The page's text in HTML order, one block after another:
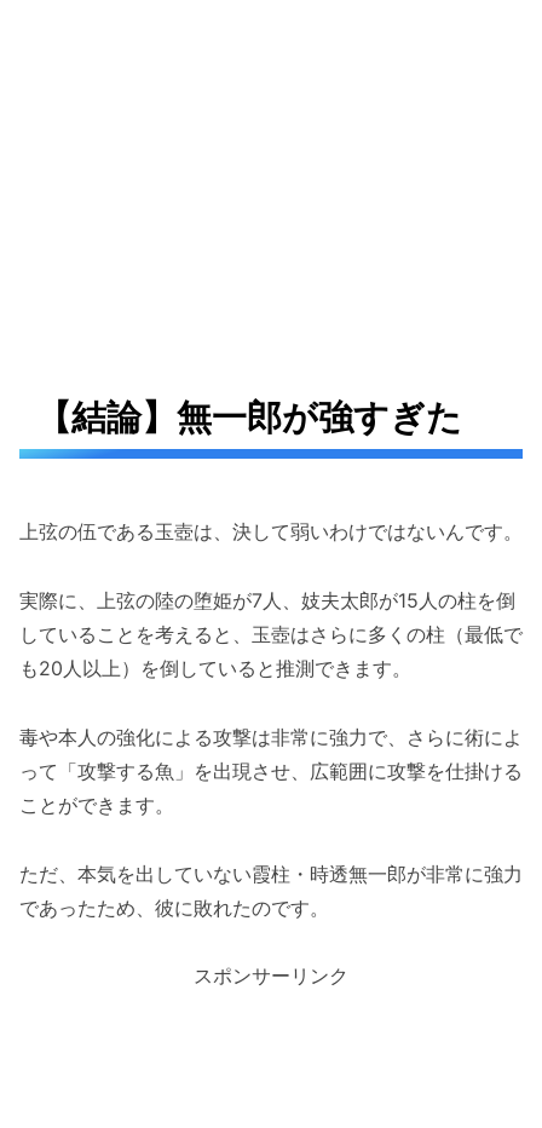
【結論】無一郎が強すぎた
上弦の伍である玉壺は、決して弱いわけではないんです。
実際に、上弦の陸の堕姫が7人、妓夫太郎が15人の柱を倒
していることを考えると、玉壺はさらに多くの柱（最低で
も20人以上）を倒していると推測できます。
毒や本人の強化による攻撃は非常に強力で、さらに術によ
って「攻撃する魚」を出現させ、広範囲に攻撃を仕掛ける
ことができます。
ただ、本気を出していない霞柱・時透無一郎が非常に強力
であったため、彼に敗れたのです。
スポンサーリンク